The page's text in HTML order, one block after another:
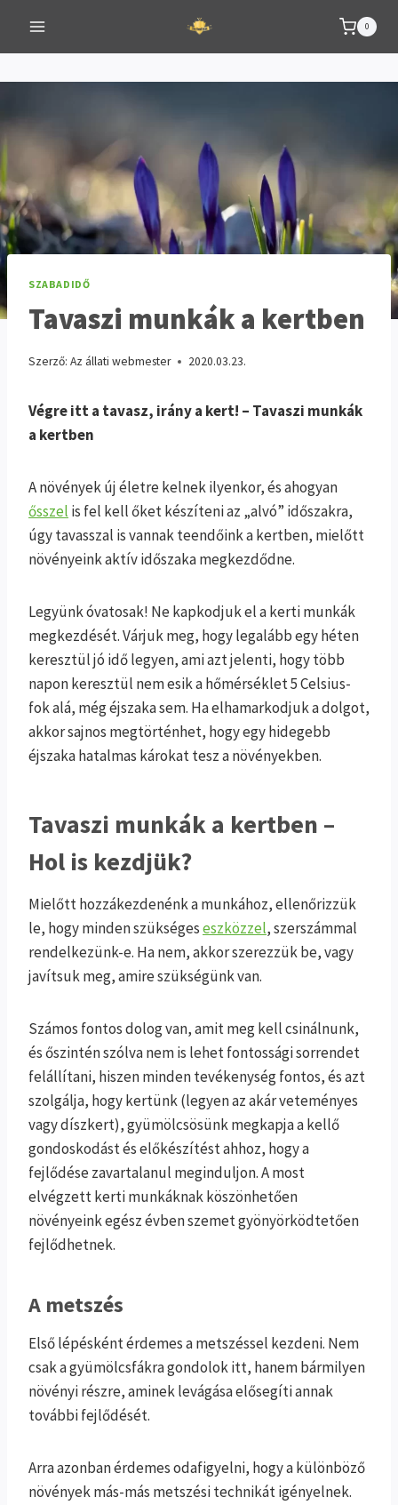
content
0
SZABADIDŐ
Tavaszi munkák a kertben
Szerző: Az állati webmester 2020.03.23.
Végre itt a tavasz, irány a kert! – Tavaszi munkák
a kertben
A növények új életre kelnek ilyenkor, és ahogyan
ősszel is fel kell őket készíteni az „alvó” időszakra,
úgy tavasszal is vannak teendőink a kertben, mielőtt
növényeink aktív időszaka megkezdődne.
Legyünk óvatosak! Ne kapkodjuk el a kerti munkák
megkezdését. Várjuk meg, hogy legalább egy héten
keresztül jó idő legyen, ami azt jelenti, hogy több
napon keresztül nem esik a hőmérséklet 5 Celsius-
fok alá, még éjszaka sem. Ha elhamarkodjuk a dolgot,
akkor sajnos megtörténhet, hogy egy hidegebb
éjszaka hatalmas károkat tesz a növényekben.
Tavaszi munkák a kertben –
Hol is kezdjük?
Mielőtt hozzákezdenénk a munkához, ellenőrizzük
le, hogy minden szükségeseszközzel, szerszámmal
rendelkezünk-e. Ha nem, akkor szerezzük be, vagy
javítsuk meg, amire szükségünk van.
Számos fontos dolog van, amit meg kell csinálnunk,
és őszintén szólva nem is lehet fontossági sorrendet
felállítani, hiszen minden tevékenység fontos, és azt
szolgálja, hogy kertünk (legyen az akár veteményes
vagy díszkert), gyümölcsösünk megkapja a kellő
gondoskodást és előkészítést ahhoz, hogy a
fejlődése zavartalanul meginduljon. A most
elvégzett kerti munkáknak köszönhetően
növényeink egész évben szemet gyönyörködtetően
fejlődhetnek.
A metszés
Első lépésként érdemes a metszéssel kezdeni. Nem
csak a gyümölcsfákra gondolok itt, hanem bármilyen
növényi részre, aminek levágása elősegíti annak
további fejlődését.
Arra azonban érdemes odafigyelni, hogy a különböző
növények más-más metszési technikát igényelnek.